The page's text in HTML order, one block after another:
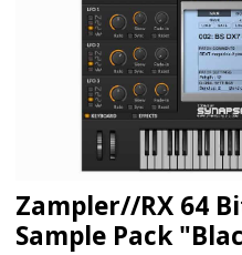
Zampler//RX 64
Sample Pack